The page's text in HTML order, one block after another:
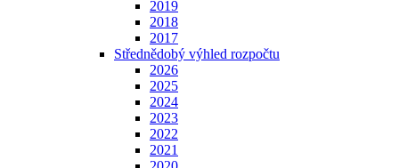
2019
2018
2017
Střednědobý výhled rozpočtu
2026
2025
2024
2023
2022
2021